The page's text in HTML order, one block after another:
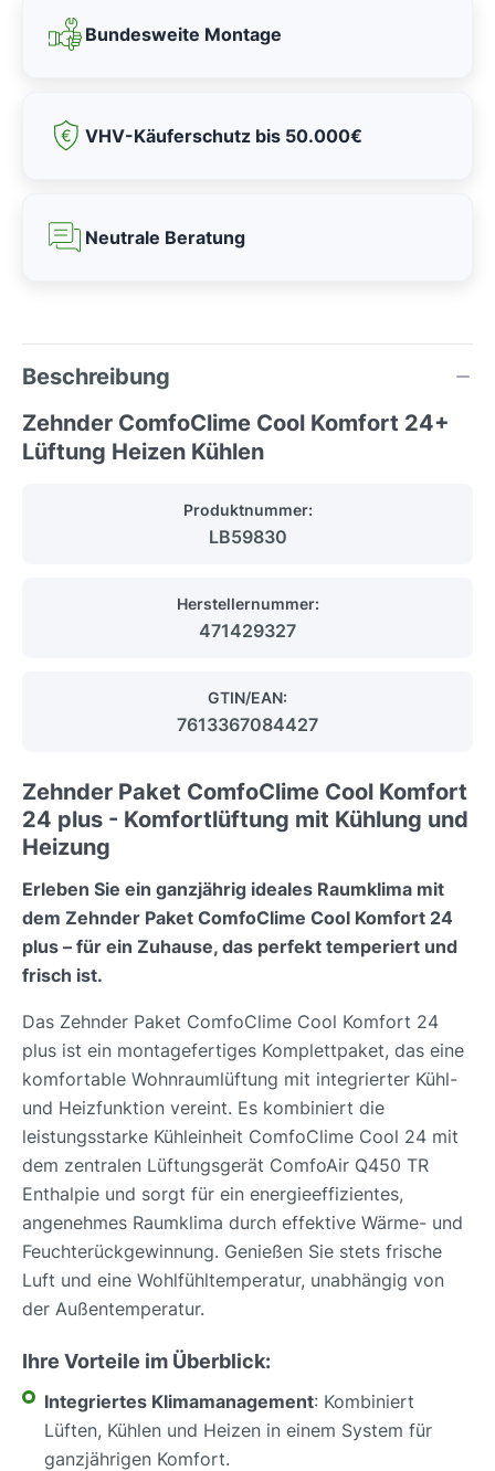
Bundesweite Montage
VHV-Käuferschutz bis 50.000€
Neutrale Beratung
Beschreibung
Zehnder ComfoClime Cool Komfort 24+
Lüftung Heizen Kühlen
Produktnummer:
LB59830
Herstellernummer:
471429327
GTIN/EAN:
7613367084427
Zehnder Paket ComfoClime Cool Komfort
24 plus - Komfortlüftung mit Kühlung und
Heizung
Erleben Sie ein ganzjährig ideales Raumklima mit
dem Zehnder Paket ComfoClime Cool Komfort 24
plus – für ein Zuhause, das perfekt temperiert und
frisch ist.
Das Zehnder Paket ComfoClime Cool Komfort 24
plus ist ein montagefertiges Komplettpaket, das eine
komfortable Wohnraumlüftung mit integrierter Kühl-
und Heizfunktion vereint. Es kombiniert die
leistungsstarke Kühleinheit ComfoClime Cool 24 mit
dem zentralen Lüftungsgerät ComfoAir Q450 TR
Enthalpie und sorgt für ein energieeffizientes,
angenehmes Raumklima durch effektive Wärme- und
Feuchterückgewinnung. Genießen Sie stets frische
Luft und eine Wohlfühltemperatur, unabhängig von
der Außentemperatur.
Ihre Vorteile im Überblick:
Integriertes Klimamanagement: Kombiniert
Lüften, Kühlen und Heizen in einem System für
ganzjährigen Komfort.